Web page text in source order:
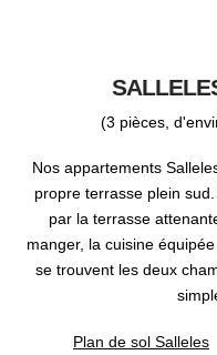
(3 pièces,
Nos appartements
propre terrasse plein
par la terrasse
manger, la cuisine
se trouvent les deux
Plan de sol Salleles